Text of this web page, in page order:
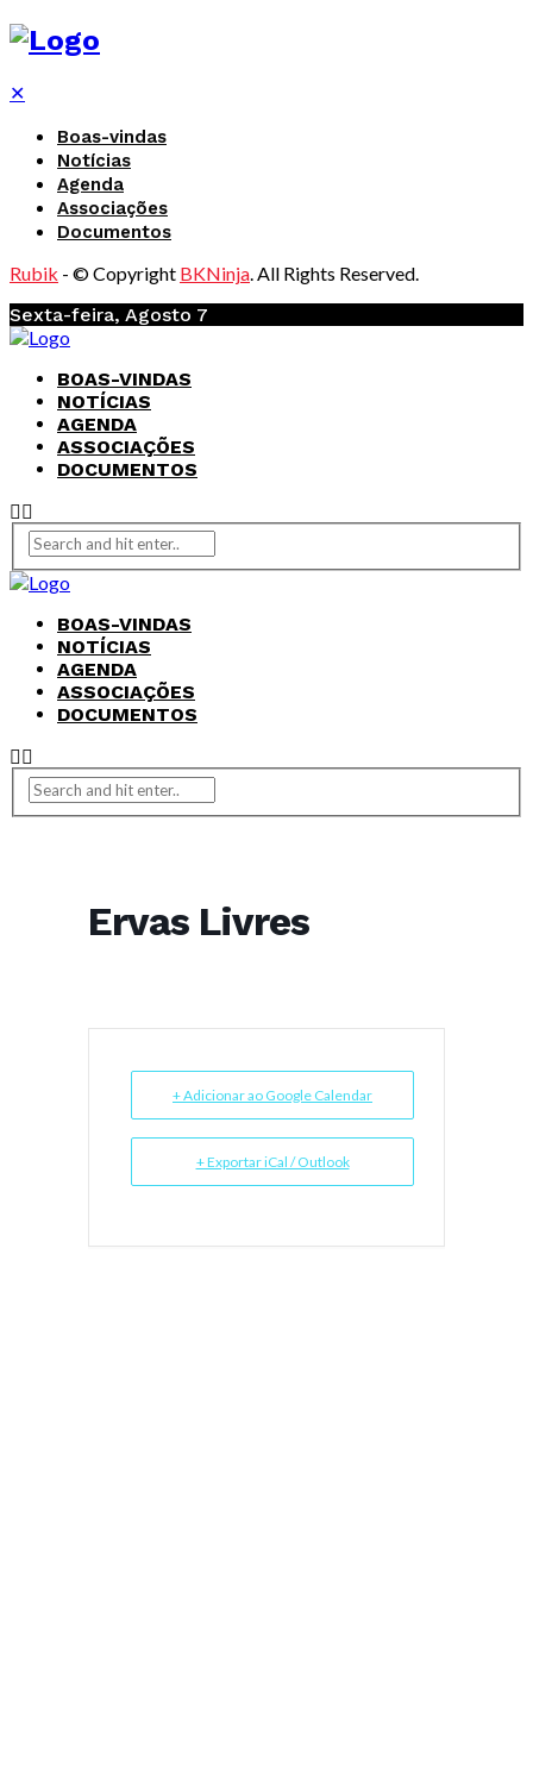
✕
Boas-vindas
Notícias
Agenda
Associações
Documentos
Rubik - © Copyright BKNinja. All Rights Reserved.
Sexta-feira, Agosto 7
BOAS-VINDAS
NOTÍCIAS
AGENDA
ASSOCIAÇÕES
DOCUMENTOS
BOAS-VINDAS
NOTÍCIAS
AGENDA
ASSOCIAÇÕES
DOCUMENTOS
Ervas Livres
+ Adicionar ao Google Calendar
+ Exportar iCal / Outlook